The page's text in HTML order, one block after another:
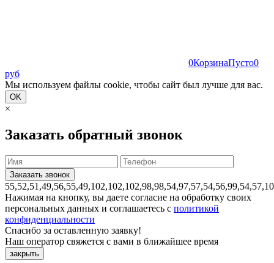
0КорзинаПусто0
руб
Мы используем файлы cookie, чтобы сайт был лучше для вас.
OK
×
Заказать обратный звонок
Нажимая на кнопку, вы даете согласие на обработку своих
персональных данных и соглашаетесь с политикой
конфиденциальности
Спасибо за оставленную заявку!
Наш оператор свяжется с вами в ближайшее время
закрыть